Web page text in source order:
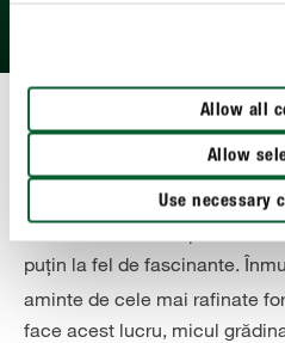
Allow all
Allow
Use necessary
Cultivarea fructelor și a
Legumele cu tuberculi care
puțin la fel de fascinante.
aminte de cele mai rafinate
face acest lucru, micul